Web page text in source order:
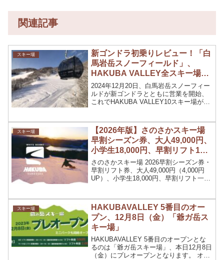
関連記事
スキー場
新ゴンドラ初乗りレビュー！「白
馬岩岳スノーフィールド」、
HAKUBA VALLEY全スキー場が
オープン
2024年12月20日、白馬岩岳スノーフィー
ルドが新ゴンドラとともに営業を開始、
これでHAKUBA VALLEY10スキー場が全
との変化は？先程滑ってきたので、新ゴ
ンドラについてご紹介します。
スキー場
【2026年版】さのさかスキー場
早割シーズン券、大人49,000円、
小学生18,000円、早割リフト1日
券4,500円、9月1日～11月30日ま
で
さのさかスキー場 2026早割シーズン券・
早割リフト券、大人49,000円（4,000円
UP）、小学生18,000円、早割リフト一日
スキー場
HAKUBAVALLEY 5番目のオー
プン、12月8日（金）「爺ガ岳ス
キー場」
HAKUBAVALLEY 5番目のオープンとな
るのは「爺ガ岳スキー場」、本日12月8日
（金）にプレオープンとなります。 オー